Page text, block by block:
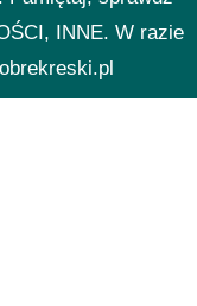
INNE. W razie